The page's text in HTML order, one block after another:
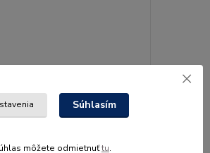
Súhlasím
môžete odmietnuťtu.